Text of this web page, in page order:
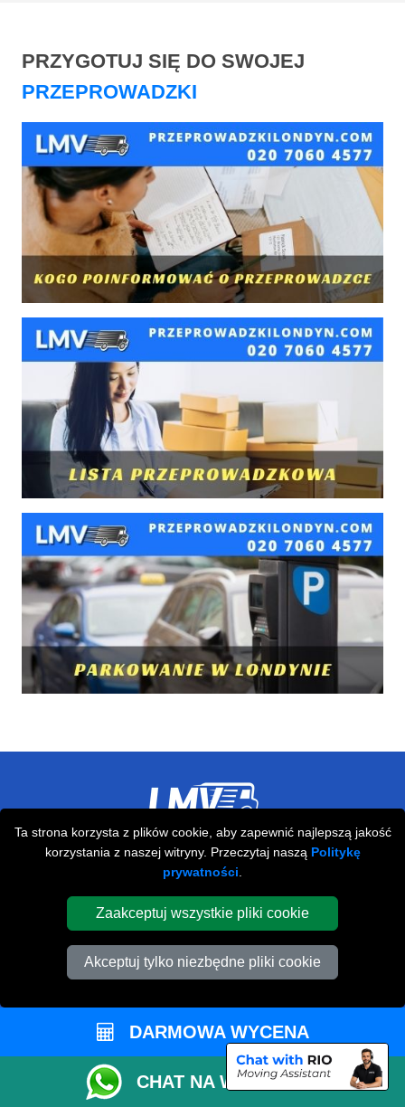
Ta strona korzysta z plików cookie, aby zapewnić najlepszą jakość
korzystania z naszej witryny. Przeczytaj naszą Politykę
prywatności
Zaakceptuj wszystkie pliki cookie
Akceptuj tylko niezbędne pliki cookie
PRZYGOTUJ SIĘ DO SWOJEJ
PRZEPROWADZKI
Przeprowadzki Londyn
673 Seven Sisters Road
N15 5LA London,UK
Napisz do nas
+44 208 099 9173
STREFA KLIENTA
Kontakt
DARMOWA WYCENA
CHAT NA WHATSAPP